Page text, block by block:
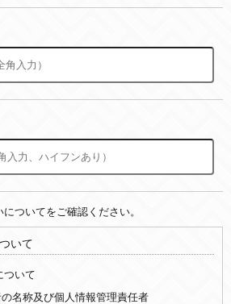
ついてをご確認ください。
いて
ついて
名称及び個人情報管理責任者